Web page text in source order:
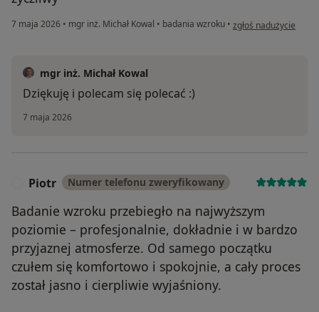
7 maja 2026 • mgr inż. Michał Kowal • badania wzroku • w opinii użytkownika
zgłoś nadużycie
mgr inż. Michał Kowal
Dziękuję i polecam się polecać :)
7 maja 2026
Piotr Numer telefonu zweryfikowany
Badanie wzroku przebiegło na najwyższym
poziomie – profesjonalnie, dokładnie i w bardzo
przyjaznej atmosferze. Od samego początku
czułem się komfortowo i spokojnie, a cały proces
został jasno i cierpliwie wyjaśniony.